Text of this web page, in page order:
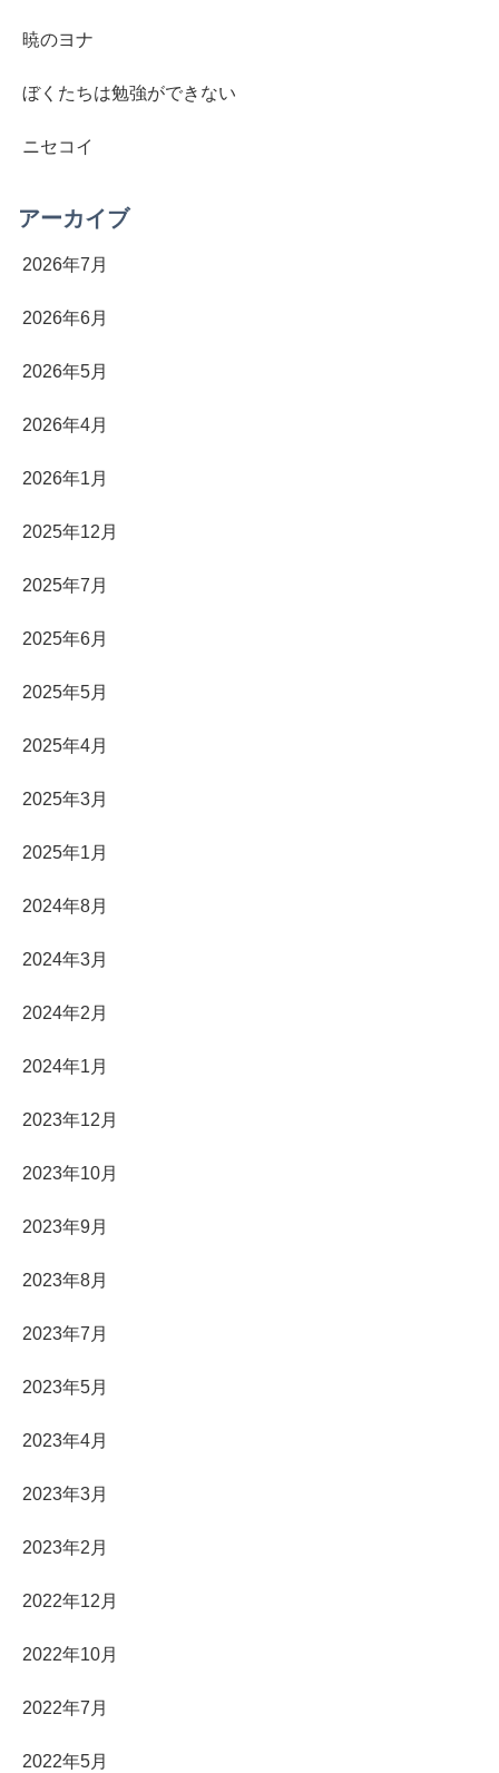
暁のヨナ
ぼくたちは勉強ができない
ニセコイ
アーカイブ
2026年7月
2026年6月
2026年5月
2026年4月
2026年1月
2025年12月
2025年7月
2025年6月
2025年5月
2025年4月
2025年3月
2025年1月
2024年8月
2024年3月
2024年2月
2024年1月
2023年12月
2023年10月
2023年9月
2023年8月
2023年7月
2023年5月
2023年4月
2023年3月
2023年2月
2022年12月
2022年10月
2022年7月
2022年5月